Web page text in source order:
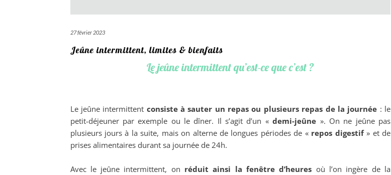
27 février 2023
Jeûne intermittent, limites & bienfaits
Le jeûne intermittent qu’est-ce que c’est ?
Le jeûne intermittent consiste à sauter un repas ou plusieurs repas de la journée : le
petit-déjeuner par exemple ou le dîner. Il s’agit d’un «demi-jeûne ». On ne jeûne pas
plusieurs jours à la suite, mais on alterne de longues périodes de « repos digestif» et de
prises alimentaires durant sa journée de 24h.
Avec le jeûne intermittent, on réduit ainsi la fenêtre d’heures où l’on ingère de la